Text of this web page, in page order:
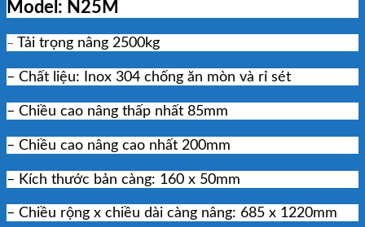
Model: N25M
– Tải trọng nâng 2500kg
– Chất liệu: Inox 304 chống ăn mòn và rỉ sét
– Chiều cao nâng thấp nhất 85mm
– Chiều cao nâng cao nhất 200mm
– Kích thước bản càng: 160 x 50mm
– Chiều rộng x chiều dài càng nâng: 685 x 1220mm